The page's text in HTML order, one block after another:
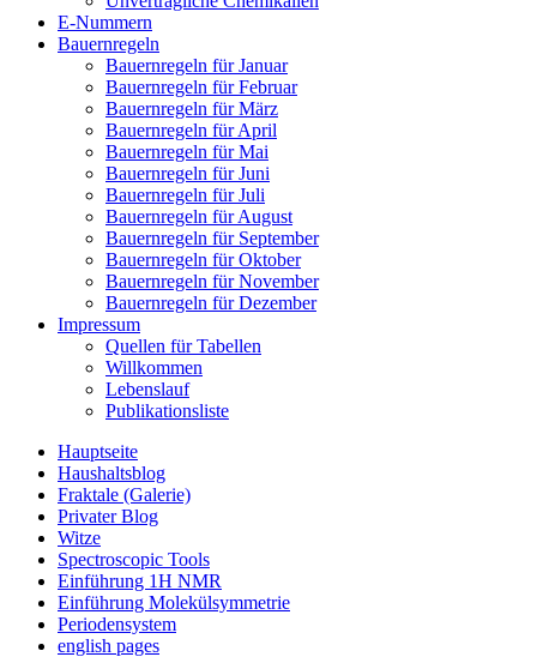
E-Nummern
Bauernregeln
Bauernregeln für Januar
Bauernregeln für Februar
Bauernregeln für März
Bauernregeln für April
Bauernregeln für Mai
Bauernregeln für Juni
Bauernregeln für Juli
Bauernregeln für August
Bauernregeln für September
Bauernregeln für Oktober
Bauernregeln für November
Bauernregeln für Dezember
Impressum
Quellen für Tabellen
Willkommen
Lebenslauf
Publikationsliste
Hauptseite
Haushaltsblog
Fraktale (Galerie)
Privater Blog
Witze
Spectroscopic Tools
Einführung 1H NMR
Einführung Molekülsymmetrie
Periodensystem
english pages